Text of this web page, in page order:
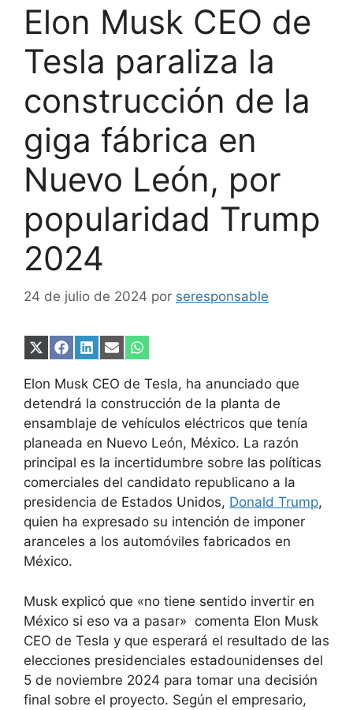
Elon Musk CEO de
Tesla paraliza la
construcción de la
giga fábrica en
Nuevo León, por
popularidad Trump
2024
24 de julio de 2024 por seresponsable
Compartir
X
(Twitter)
Compartir
Facebook
Compartir
LinkedIn
Compartir
Email
Compartir
WhatsApp
Elon Musk CEO de Tesla, ha anunciado que
detendrá la construcción de la planta de
ensamblaje de vehículos eléctricos que tenía
planeada en Nuevo León, México. La razón
principal es la incertidumbre sobre las políticas
comerciales del candidato republicano a la
presidencia de Estados Unidos, Donald Trump,
quien ha expresado su intención de imponer
aranceles a los automóviles fabricados en
México.
Musk explicó que «no tiene sentido invertir en
México si eso va a pasar» comenta Elon Musk
CEO de Tesla y que esperará el resultado de las
elecciones presidenciales estadounidenses del
5 de noviembre 2024 para tomar una decisión
final sobre el proyecto. Según el empresario,